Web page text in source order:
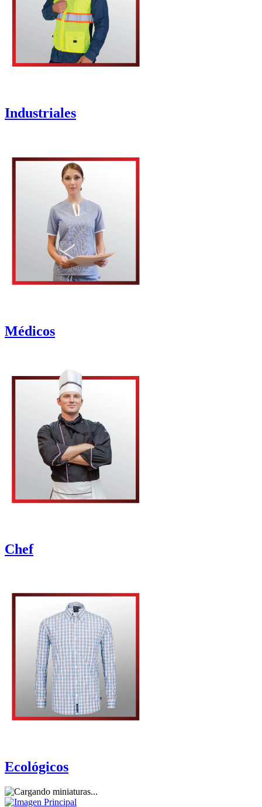
Industriales
Médicos
Chef
Ecológicos